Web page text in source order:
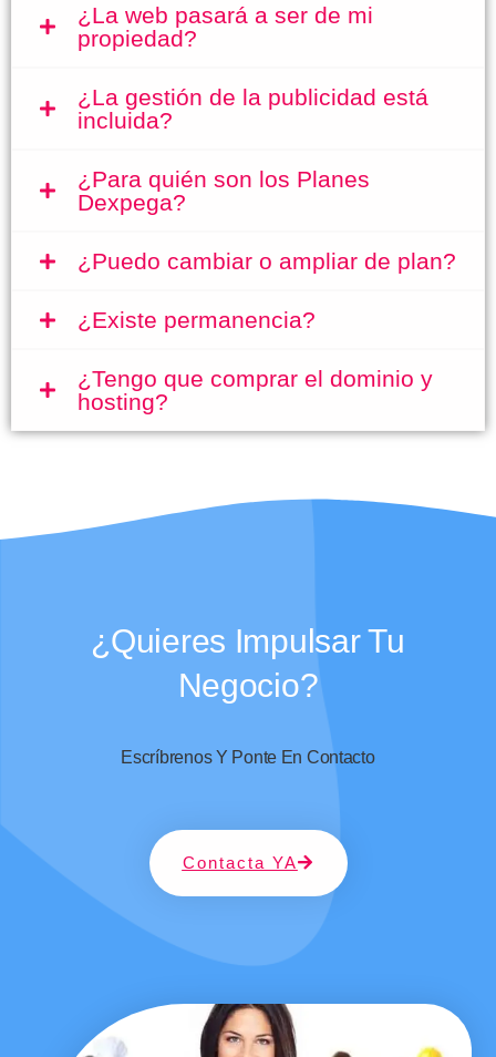
¿La web pasará a ser de mi
propiedad?
¿La gestión de la publicidad está
incluida?
¿Para quién son los Planes
Dexpega?
¿Puedo cambiar o ampliar de plan?
¿Existe permanencia?
¿Tengo que comprar el dominio y
hosting?
¿quieres Impulsar Tu
Negocio?
Escríbrenos Y Ponte En Contacto
Contacta YA